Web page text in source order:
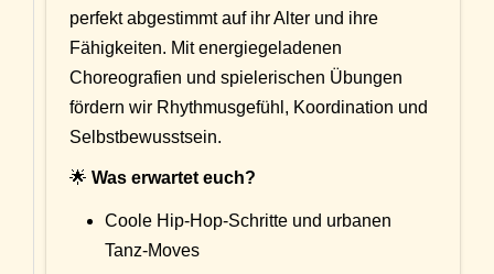
perfekt abgestimmt auf ihr Alter und ihre
Fähigkeiten. Mit energiegeladenen
Choreografien und spielerischen Übungen
fördern wir Rhythmusgefühl, Koordination und
Selbstbewusstsein.
🌟 Was erwartet euch?
Coole Hip-Hop-Schritte und urbanen
Tanz-Moves